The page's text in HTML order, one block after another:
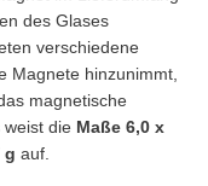
des Glases
verschiedene
Magnete hinzunimmt,
magnetische
weist die Maße 6,0 x
g auf.